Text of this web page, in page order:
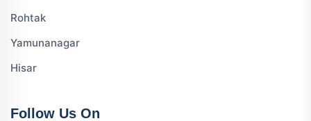
Rohtak
Yamunanagar
Hisar
Follow Us On